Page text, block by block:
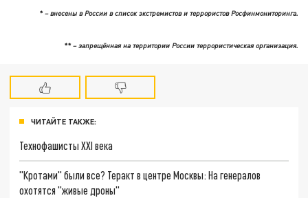
* – внесены в России в список экстремистов и террористов Росфинмониторинга.
** – запрещённая на территории России террористическая организация.
ЧИТАЙТЕ ТАКЖЕ:
Технофашисты XXI века
"Кротами" были все? Теракт в центре Москвы: На генералов
охотятся "живые дроны"